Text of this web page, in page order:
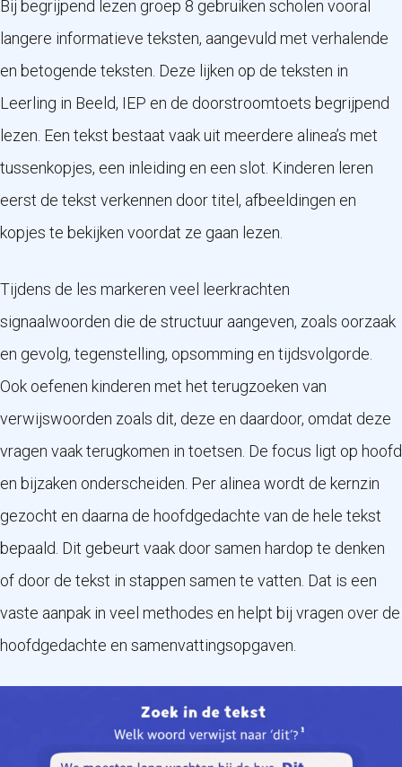
Bij begrijpend lezen groep 8 gebruiken scholen vooral
langere informatieve teksten, aangevuld met verhalende
en betogende teksten. Deze lijken op de teksten in
Leerling in Beeld, IEP en de doorstroomtoets begrijpend
lezen. Een tekst bestaat vaak uit meerdere alinea’s met
tussenkopjes, een inleiding en een slot. Kinderen leren
eerst de tekst verkennen door titel, afbeeldingen en
kopjes te bekijken voordat ze gaan lezen.
Tijdens de les markeren veel leerkrachten
signaalwoorden die de structuur aangeven, zoals oorzaak
en gevolg, tegenstelling, opsomming en tijdsvolgorde.
Ook oefenen kinderen met het terugzoeken van
verwijswoorden zoals dit, deze en daardoor, omdat deze
vragen vaak terugkomen in toetsen. De focus ligt op hoofd
en bijzaken onderscheiden. Per alinea wordt de kernzin
gezocht en daarna de hoofdgedachte van de hele tekst
bepaald. Dit gebeurt vaak door samen hardop te denken
of door de tekst in stappen samen te vatten. Dat is een
vaste aanpak in veel methodes en helpt bij vragen over de
hoofdgedachte en samenvattingsopgaven.